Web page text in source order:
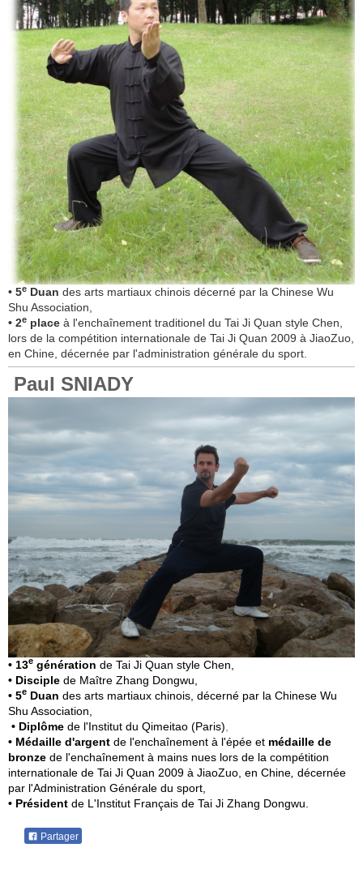
• 5e Duan des arts martiaux chinois décerné par la Chinese Wu
Shu Association,
• 2e place à l'enchaînement traditionel du Tai Ji Quan style Chen,
lors de la compétition internationale de Tai Ji Quan 2009 à JiaoZuo,
en Chine, décernée par l'administration générale du sport.
Paul SNIADY
• 13e génération de Tai Ji Quan style Chen,
• Disciple de Maître Zhang Dongwu,
• 5e Duan des arts martiaux chinois, décerné par la Chinese Wu
Shu Association,
• Diplôme de l'Institut du Qimeitao (Paris)
• Médaille d'argent de l'enchaînement à l'épée et médaille de
bronze de l'enchaînement à mains nues lors de la compétition
internationale de Tai Ji Quan 2009 à JiaoZuo, en Chine décernée
par l'Administration Générale du sport,
• Président de L'Institut Français de Tai Ji Zhang Dongwu.
Partager